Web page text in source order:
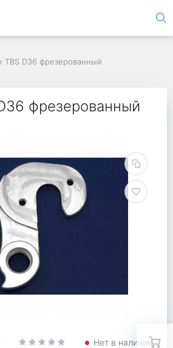
TBS D36 фрезерованный
фрезерованный
Нет в наличии